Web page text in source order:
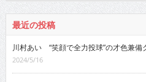
最近の投稿
川村あい “笑顔で全力投球”の才色兼備
2024/5/16